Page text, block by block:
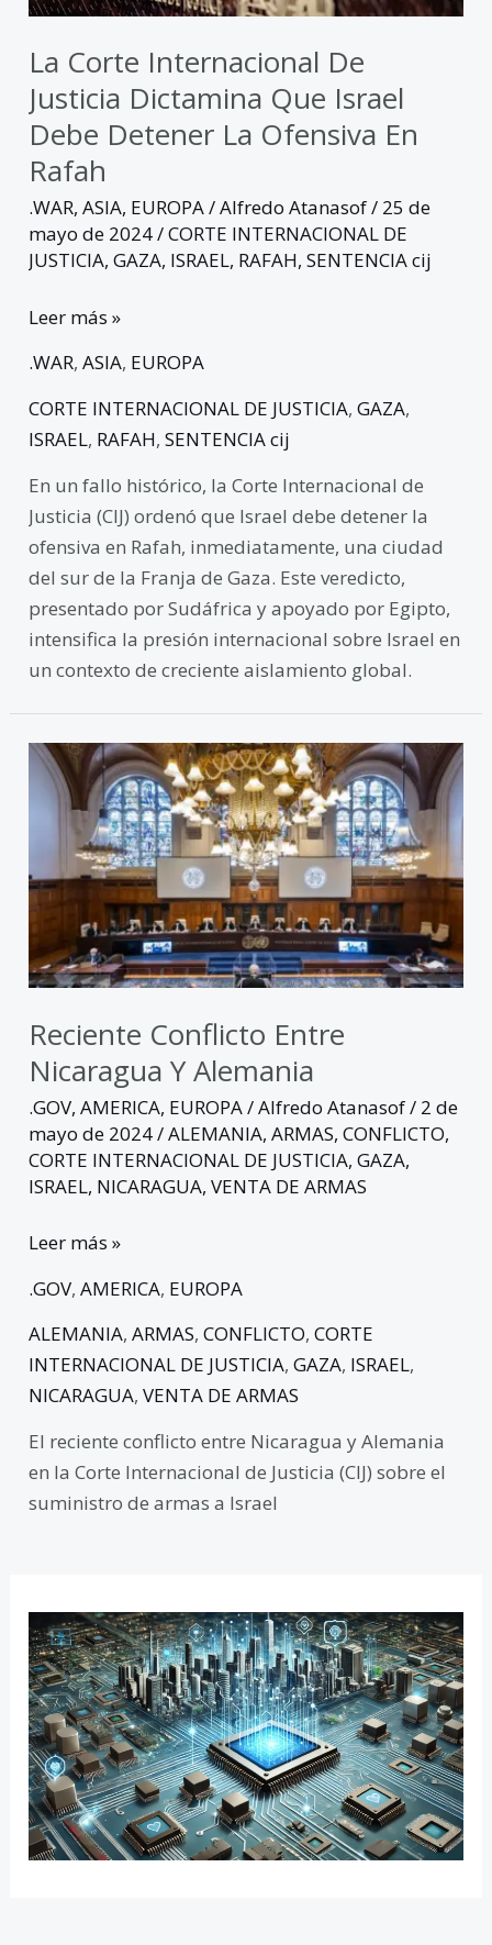
La Corte Internacional De
Justicia Dictamina Que Israel
Debe Detener La Ofensiva En
Rafah
.WAR,ASIA, EUROPA/Alfredo Atanasof/ 25 de
mayo de 2024/CORTE INTERNACIONAL DE
JUSTICIA,GAZA, ISRAEL, RAFAH,SENTENCIA cij
Detener
la
Ofensiva
en
Rafah
Leer más »
.WAR,ASIA, EUROPA
CORTE INTERNACIONAL DE JUSTICIA,GAZA,
ISRAEL, RAFAH,SENTENCIA cij
En un fallo histórico, la Corte Internacional de
Justicia (CIJ) ordenó que Israel debe detener la
ofensiva en Rafah, inmediatamente, una ciudad
del sur de la Franja de Gaza. Este veredicto,
presentado por Sudáfrica y apoyado por Egipto,
intensifica la presión internacional sobre Israel en
un contexto de creciente aislamiento global.
Reciente Conflicto Entre
Nicaragua Y Alemania
.GOV,AMERICA, EUROPA/Alfredo Atanasof/ 2 de
mayo de 2024/ALEMANIA,ARMAS,CONFLICTO,
CORTE INTERNACIONAL DE JUSTICIA,GAZA,
ISRAEL, NICARAGUA,VENTA DE ARMAS
Reciente
Conflicto
entre
Nicaragua
y
Alemania
Leer más »
.GOV,AMERICA, EUROPA
ALEMANIA,ARMAS,CONFLICTO,CORTE
INTERNACIONAL DE JUSTICIA,GAZA, ISRAEL,
NICARAGUA,VENTA DE ARMAS
El reciente conflicto entre Nicaragua y Alemania
en la Corte Internacional de Justicia (CIJ) sobre el
suministro de armas a Israel